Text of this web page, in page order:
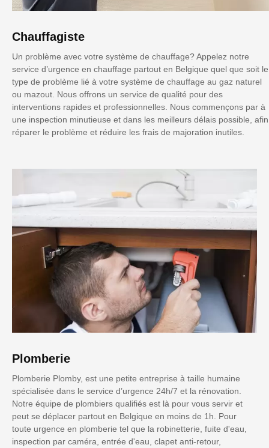
Chauffagiste
Un problème avec votre système de chauffage? Appelez notre
service d’urgence en chauffage partout en Belgique quel que soit le
type de problème lié à votre système de chauffage au gaz naturel
ou mazout. Nous offrons un service de qualité pour des
interventions rapides et professionnelles. Nous commençons par à
une inspection minutieuse et dans les meilleurs délais possible, afin
réparer le problème et réduire les frais de majoration inutiles.
Plomberie
Plomberie Plomby, est une petite entreprise à taille humaine
spécialisée dans le service d’urgence 24h/7 et la rénovation.
Notre équipe de plombiers qualifiés est là pour vous servir et
peut se déplacer partout en Belgique en moins de 1h. Pour
toute urgence en plomberie tel que la robinetterie, fuite d'eau,
inspection par caméra, entrée d'eau, clapet anti-retour,